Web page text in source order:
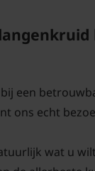
een
ons echt
wat u